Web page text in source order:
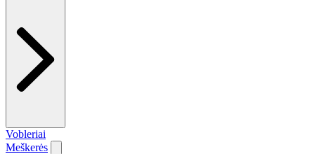
Vobleriai
Meškerės